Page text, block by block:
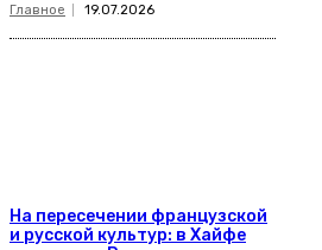
Главное 19.07.2026
На пересечении французской
и русской культур: в Хайфе